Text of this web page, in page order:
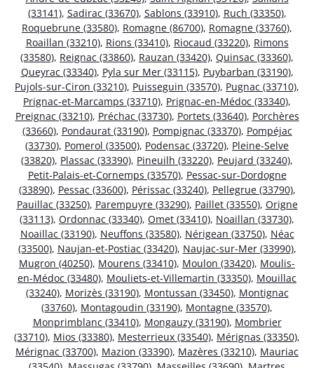
(33141), Sadirac (33670), Sablons (33910), Ruch (33350),
Roquebrune (33580), Romagne (86700), Romagne (33760),
Roaillan (33210), Rions (33410), Riocaud (33220), Rimons
(33580), Reignac (33860), Rauzan (33420), Quinsac (33360),
Queyrac (33340), Pyla sur Mer (33115), Puybarban (33190),
Pujols-sur-Ciron (33210), Puisseguin (33570), Pugnac (33710),
Prignac-et-Marcamps (33710), Prignac-en-Médoc (33340),
Preignac (33210), Préchac (33730), Portets (33640), Porchères
(33660), Pondaurat (33190), Pompignac (33370), Pompéjac
(33730), Pomerol (33500), Podensac (33720), Pleine-Selve
(33820), Plassac (33390), Pineuilh (33220), Peujard (33240),
Petit-Palais-et-Cornemps (33570), Pessac-sur-Dordogne
(33890), Pessac (33600), Périssac (33240), Pellegrue (33790),
Pauillac (33250), Parempuyre (33290), Paillet (33550), Origne
(33113), Ordonnac (33340), Omet (33410), Noaillan (33730),
Noaillac (33190), Neuffons (33580), Nérigean (33750), Néac
(33500), Naujan-et-Postiac (33420), Naujac-sur-Mer (33990),
Mugron (40250), Mourens (33410), Moulon (33420), Moulis-
en-Médoc (33480), Mouliets-et-Villemartin (33350), Mouillac
(33240), Morizès (33190), Montussan (33450), Montignac
(33760), Montagoudin (33190), Montagne (33570),
Monprimblanc (33410), Mongauzy (33190), Mombrier
(33710), Mios (33380), Mesterrieux (33540), Mérignas (33350),
Mérignac (33700), Mazion (33390), Mazères (33210), Mauriac